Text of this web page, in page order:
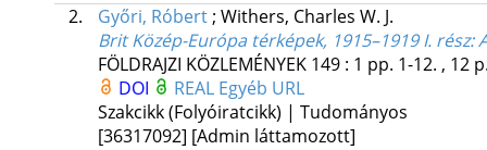
2.
Győri, Róbert; Withers, Charles W. J.
Brit Közép-Európa térképek, 1915–1919 I. rész:
FÖLDRAJZI KÖZLEMÉNYEK 149: 1 pp. 1-12. , 12
DOI
REAL Egyéb URL
Szakcikk (Folyóiratcikk) | Tudományos
[36317092] [Admin láttamozott]